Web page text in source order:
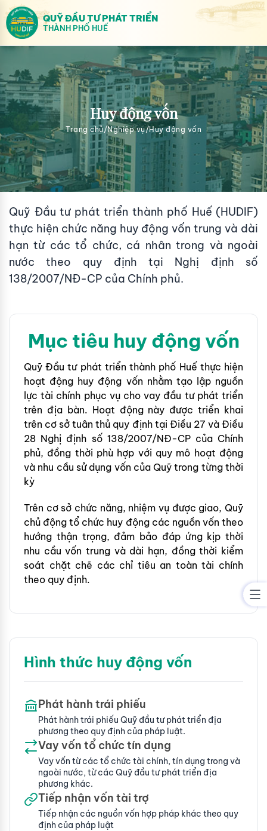
QUỸ ĐẦU TƯ PHÁT TRIỂN
THÀNH PHỐ HUẾ
Huy động vốn
Trang chủ/Nghiệp vụ/Huy động vốn
Quỹ Đầu tư phát triển thành phố Huế (HUDIF)
thực hiện chức năng huy động vốn trung và dài
hạn từ các tổ chức, cá nhân trong và ngoài
nước theo quy định tại Nghị định số
138/2007/NĐ-CP của Chính phủ.
Mục tiêu huy động vốn
Quỹ Đầu tư phát triển thành phố Huế thực hiện
hoạt động huy động vốn nhằm tạo lập nguồn
lực tài chính phục vụ cho vay đầu tư phát triển
trên địa bàn. Hoạt động này được triển khai
trên cơ sở tuân thủ quy định tại Điều 27 và Điều
28 Nghị định số 138/2007/NĐ-CP của Chính
phủ, đồng thời phù hợp với quy mô hoạt động
và nhu cầu sử dụng vốn của Quỹ trong từng thời
kỳ
Trên cơ sở chức năng, nhiệm vụ được giao, Quỹ
chủ động tổ chức huy động các nguồn vốn theo
hướng thận trọng, đảm bảo đáp ứng kịp thời
nhu cầu vốn trung và dài hạn, đồng thời kiểm
soát chặt chẽ các chỉ tiêu an toàn tài chính
theo quy định.
Hình thức huy động vốn
Phát hành trái phiếu
Phát hành trái phiếu Quỹ đầu tư phát triển địa
phương theo quy định của pháp luật.
Vay vốn tổ chức tín dụng
Vay vốn từ các tổ chức tài chính, tín dụng trong và
ngoài nước, từ các Quỹ đầu tư phát triển địa
phương khác.
Tiếp nhận vốn tài trợ
Tiếp nhận các nguồn vốn hợp pháp khác theo quy
định của pháp luật